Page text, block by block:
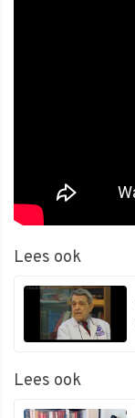
Lees ook
Lees ook